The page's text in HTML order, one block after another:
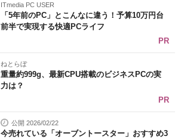
ITmedia PC USER
「5年前のPC」とこんなに違う！予算10万円台
前半で実現する快適PCライフ
PR
ねとらぼ
重量約999g、最新CPU搭載のビジネスPCの実
力は？
PR
公開 2026/02/22
今売れている「オーブントースター」おすすめ3